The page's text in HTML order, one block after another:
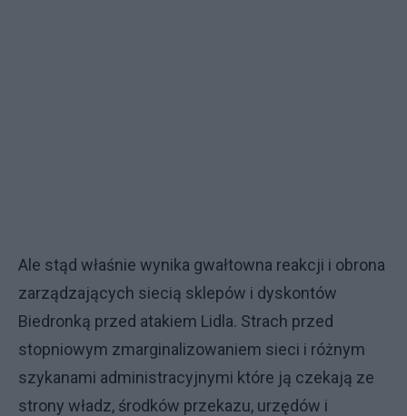
Ale stąd właśnie wynika gwałtowna reakcji i obrona
zarządzających siecią sklepów i dyskontów
Biedronką przed atakiem Lidla. Strach przed
stopniowym zmarginalizowaniem sieci i różnym
szykanami administracyjnymi które ją czekają ze
strony władz, środków przekazu, urzędów i